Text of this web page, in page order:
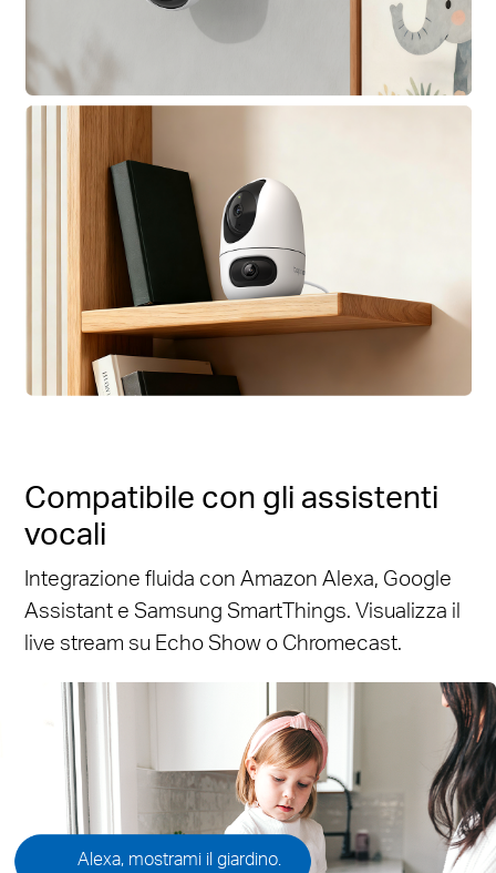
Compatibile con gli assistenti
vocali
Integrazione fluida con Amazon Alexa, Google
Assistant e Samsung SmartThings. Visualizza il
live stream su Echo Show o Chromecast.
Alexa, mostrami il giardino.